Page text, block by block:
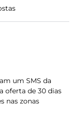
um SMS da
oferta de 30 dias
nas zonas